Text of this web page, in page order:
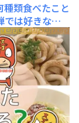
類食べたこと
では好きな汁
２弾ではご当地
ちゃいます！
等なんでもO
類の汁なし麺